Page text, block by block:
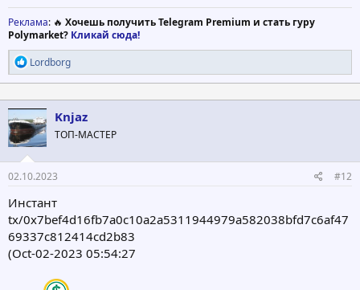
Реклама: 🔥 Хочешь получить Telegram Premium и стать гуру
Polymarket? Кликай сюда!
Р
е
а
к
ц
и
и
:
Lordborg
Knjaz
ТОП-МАСТЕР
02.10.2023 #12
Инстант
tx/0x7bef4d16fb7a0c10a2a5311944979a582038bfd7c6af47
69337c812414cd2b83
(Oct-02-2023 05:54:27